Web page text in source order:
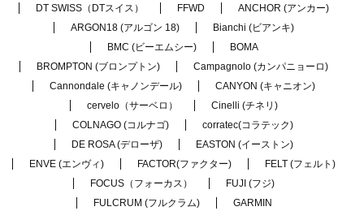
DT SWISS（DTスイス）
FFWD
ANCHOR (アンカー)
ARGON18 (アルゴン 18)
Bianchi (ビアンキ)
BMC (ビーエムシー)
BOMA
BROMPTON (ブロンプトン)
Campagnolo (カンパニョーロ)
Cannondale (キャノンデール)
CANYON (キャニオン)
cervelo（サーベロ）
Cinelli (チネリ)
COLNAGO (コルナゴ)
corratec(コラテック)
DE ROSA (デローザ)
EASTON (イーストン)
ENVE (エンヴィ)
FACTOR(ファクター)
FELT (フェルト)
FOCUS（フォーカス）
FUJI (フジ)
FULCRUM (フルクラム)
GARMIN